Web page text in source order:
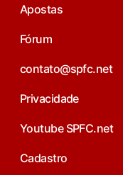
Apostas
Fórum
contato@spfc.net
Privacidade
Youtube SPFC.net
Cadastro